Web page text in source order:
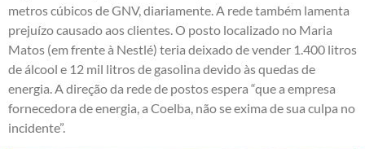
metros cúbicos de GNV, diariamente. A rede também lamenta
prejuízo causado aos clientes. O posto localizado no Maria
Matos (em frente à Nestlé) teria deixado de vender 1.400 litros
de álcool e 12 mil litros de gasolina devido às quedas de
energia. A direção da rede de postos espera “que a empresa
fornecedora de energia, a Coelba, não se exima de sua culpa no
incidente”.